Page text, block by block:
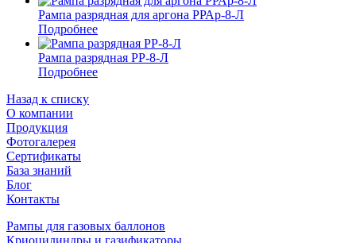
Рампа разрядная для аргона РРАр-8-Л
Подробнее
Рампа разрядная РР-8-Л
Подробнее
Назад к списку
О компании
Продукция
Фотогалерея
Сертификаты
База знаний
Блог
Контакты
Рампы для газовых баллонов